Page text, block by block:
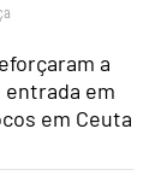
a
em
em Ceuta